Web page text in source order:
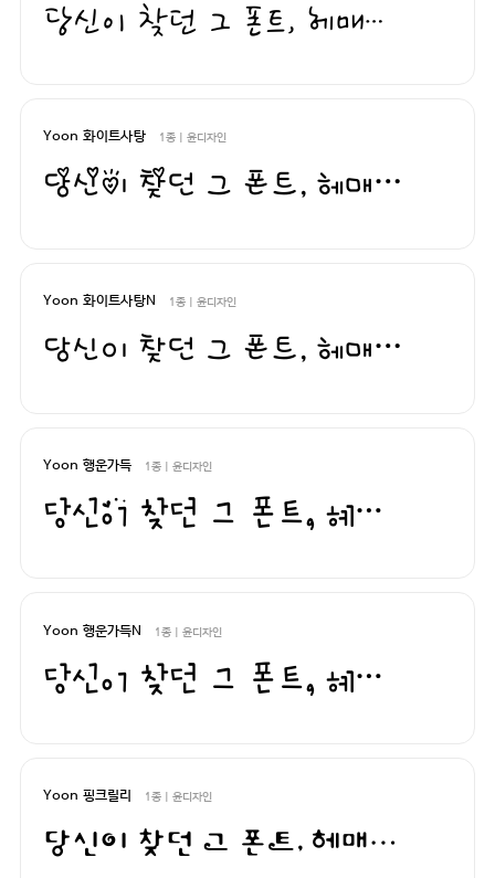
당신이 찾던 그 폰트, 헤매지 말고 바로 폰코!
Yoon 화이트사탕 1종 | 윤디자인
당신이 찾던 그 폰트, 헤매지 말고 바로 폰코!
Yoon 화이트사탕N 1종 | 윤디자인
당신이 찾던 그 폰트, 헤매지 말고 바로 폰코!
Yoon 행운가득 1종 | 윤디자인
당신이 찾던 그 폰트, 헤매지 말고 바로 폰코!
Yoon 행운가득N 1종 | 윤디자인
당신이 찾던 그 폰트, 헤매지 말고 바로 폰코!
Yoon 핑크릴리 1종 | 윤디자인
당신이 찾던 그 폰트, 헤매지 말고 바로 폰코!